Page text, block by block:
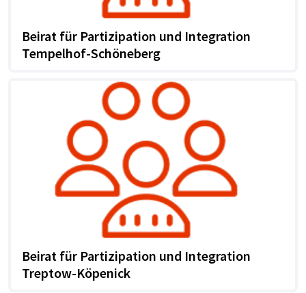
Beirat für Partizipation und Integration
Tempelhof-Schöneberg
Beirat für Partizipation und Integration
Treptow-Köpenick